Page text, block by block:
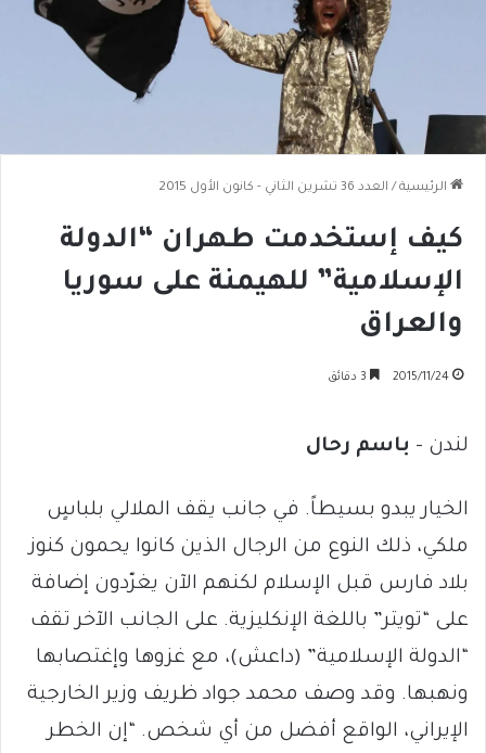
الرئيسية / العدد 36 تشرين الثاني - كانون الأول 2015
كيف إستخدمت طهران “الدولة
الإسلامية” للهيمنة على سوريا
والعراق
2015/11/24
لندن – باسم رحال
الخيار يبدو بسيطاً. في جانب يقف الملالي بلباسٍ
ملكي، ذلك النوع من الرجال الذين كانوا يحمون كنوز
بلاد فارس قبل الإسلام لكنهم الآن يغرّدون إضافة
على “تويتر” باللغة الإنكليزية. على الجانب الآخر تقف
“الدولة الإسلامية” (داعش)، مع غزوها وإغتصابها
ونهبها. وقد وصف محمد جواد ظريف وزير الخارجية
الإيراني، الواقع أفضل من أي شخص. “إن الخطر